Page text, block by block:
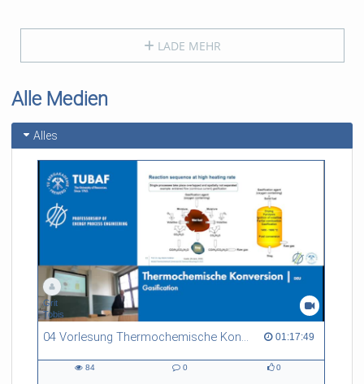
LADE MEHR
Alle Medien
Alles
Grit
Tobis
04 Vorlesung Thermochemische Konversion (SS2026) 01:17:49
01:17:49 duration
84
0
0